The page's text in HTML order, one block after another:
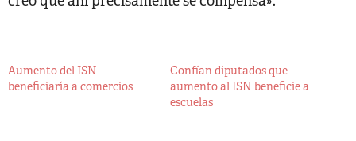
Aumento del ISN
beneficiaría a comercios
Confían diputados que
aumento al ISN beneficie a
escuelas